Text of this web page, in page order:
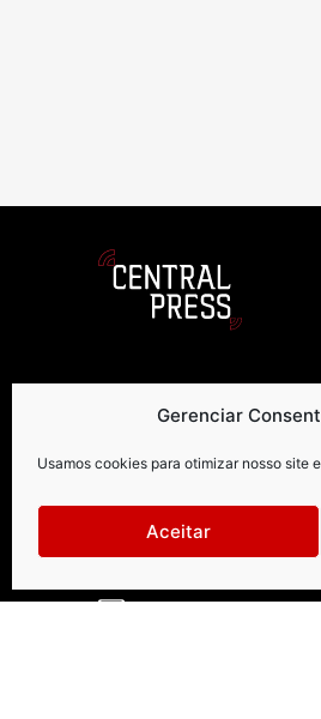
Gerenciar
Usamos cookies para otimizar nosso site
Aceitar
Água Verde | Curitiba | PR |
CEP: 80240050